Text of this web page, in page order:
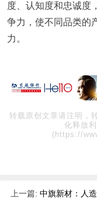
度、认知度和忠诚度
争力，使不同品类的
力。
转载原创文章请注明，
化释放
(https://
上一篇: 中旗新材：人造石